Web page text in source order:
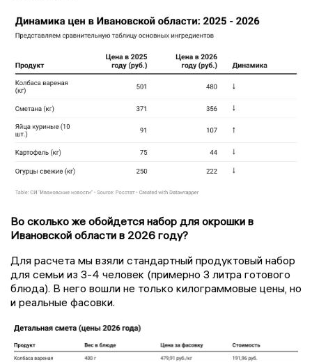
Во сколько же обойдется набор для окрошки в
Ивановской области в 2026 году?
Для расчета мы взяли стандартный продуктовый набор
для семьи из 3-4 человек (примерно 3 литра готового
блюда). В него вошли не только килограммовые цены, но
и реальные фасовки.